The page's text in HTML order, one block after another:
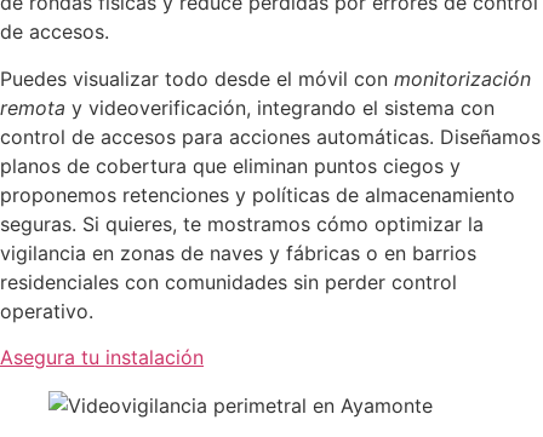
de accesos.
Puedes visualizar todo desde el móvil con monitorización
remota y videoverificación, integrando el sistema con
control de accesos para acciones automáticas. Diseñamos
planos de cobertura que eliminan puntos ciegos y
proponemos retenciones y políticas de almacenamiento
seguras. Si quieres, te mostramos cómo optimizar la
vigilancia en zonas de naves y fábricas o en barrios
residenciales con comunidades sin perder control
operativo.
Asegura tu instalación